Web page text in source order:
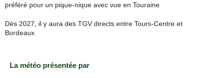
préféré pour un pique-nique avec vue en Touraine
Dès 2027, il y aura des TGV directs entre Tours-Centre et
Bordeaux
La météo présentée par